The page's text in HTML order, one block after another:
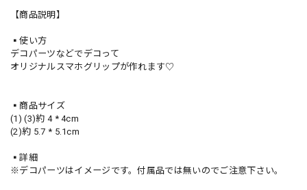
【商品説明】
▪️使い方
デコパーツなどでデコって
オリジナルスマホグリップが作れます♡
▪️商品サイズ
(1) (3)約 4 * 4cm
(2)約 5.7 * 5.1cm
▪️詳細
※デコパーツはイメージです。付属品では無いのでご注意下さい。